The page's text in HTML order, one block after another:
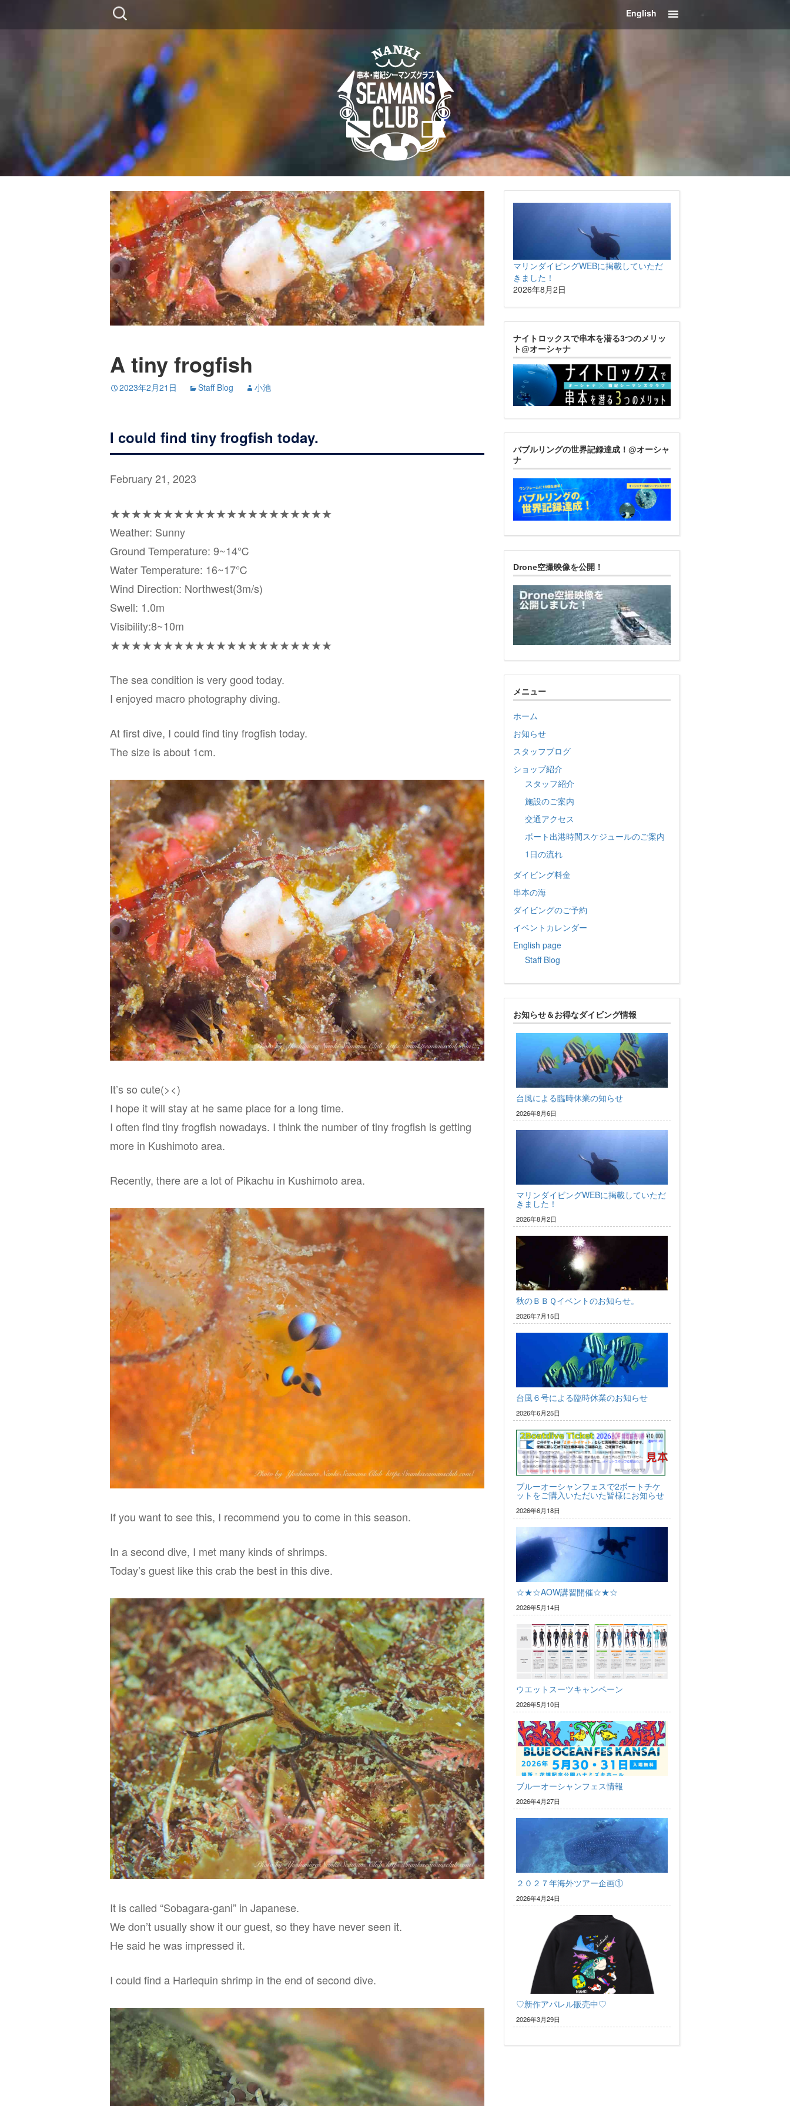
検
索:
コ
ン
テ
English
A tiny frogfish
2023年2月21日 Staff Blog 小池
I could find tiny frogfish today.
February 21, 2023
★★★★★★★★★★★★★★★★★★★★★
Weather: Sunny
Ground Temperature: 9~14℃
Water Temperature: 16~17℃
Wind Direction: Northwest(3m/s)
Swell: 1.0m
Visibility:8~10m
★★★★★★★★★★★★★★★★★★★★★
The sea condition is very good today.
I enjoyed macro photography diving.
At first dive, I could find tiny frogfish today.
The size is about 1cm.
It’s so cute(><)
I hope it will stay at he same place for a long time.
I often find tiny frogfish nowadays. I think the number of tiny frogfish is getting
more in Kushimoto area.
Recently, there are a lot of Pikachu in Kushimoto area.
If you want to see this, I recommend you to come in this season.
In a second dive, I met many kinds of shrimps.
Today’s guest like this crab the best in this dive.
It is called “Sobagara-gani” in Japanese.
We don’t usually show it our guest, so they have never seen it.
He said he was impressed it.
I could find a Harlequin shrimp in the end of second dive.
マリンダイビングWEBに掲載していただ
きました！
2026年8月2日
ナイトロックスで串本を潜る3つのメリッ
ト@オーシャナ
バブルリングの世界記録達成！@オーシャ
ナ
Drone空撮映像を公開！
メニュー
ホーム
お知らせ
スタッフブログ
ショップ紹介
スタッフ紹介
施設のご案内
交通アクセス
ボート出港時間スケジュールのご案内
1日の流れ
ダイビング料金
串本の海
ダイビングのご予約
イベントカレンダー
English page
Staff Blog
お知らせ＆お得なダイビング情報
台風による臨時休業の知らせ
2026年8月6日
マリンダイビングWEBに掲載していただ
きました！
2026年8月2日
秋のＢＢＱイベントのお知らせ。
2026年7月15日
台風６号による臨時休業のお知らせ
2026年6月25日
ブルーオーシャンフェスで2ボートチケ
ットをご購入いただいた皆様にお知らせ
2026年6月18日
☆★☆AOW講習開催☆★☆
2026年5月14日
ウエットスーツキャンペーン
2026年5月10日
ブルーオーシャンフェス情報
2026年4月27日
２０２７年海外ツアー企画①
2026年4月24日
♡新作アパレル販売中♡
2026年3月29日